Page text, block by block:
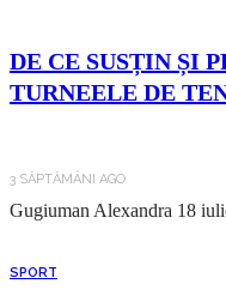
DE CE SUSȚIN ȘI
TURNEELE DE
3 SĂPTĂMÂNI AGO
Gugiuman Alexandra 18
SPORT